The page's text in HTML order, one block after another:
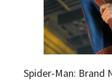
Spider-Man: Brand